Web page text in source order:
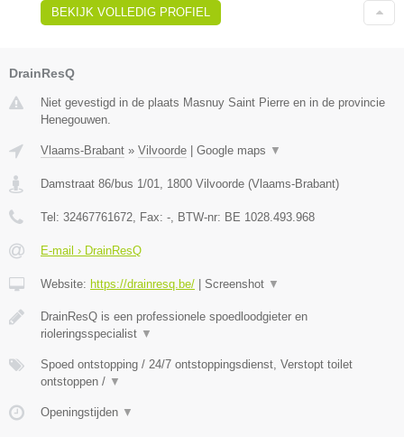
BEKIJK VOLLEDIG PROFIEL
DrainResQ
Niet gevestigd in de plaats Masnuy Saint Pierre en in de provincie
Henegouwen.
Vlaams-Brabant » Vilvoorde | Google maps ▼
Damstraat 86/bus 1/01 1800 Vilvoorde (Vlaams-Brabant)
Tel: 32467761672 , Fax: - , BTW-nr: BE 1028.493.968
E-mail › DrainResQ
Website: https://drainresq.be/ | Screenshot ▼
DrainResQ is een professionele spoedloodgieter en
rioleringsspecialist ▼
Spoed ontstopping / 24/7 ontstoppingsdienst, Verstopt toilet
ontstoppen / ▼
Openingstijden ▼